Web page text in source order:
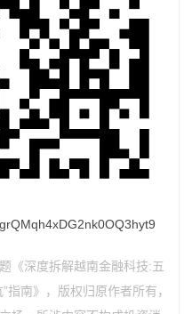
《深度拆解越南金融科技:五
指南》，版权归原作者所有，